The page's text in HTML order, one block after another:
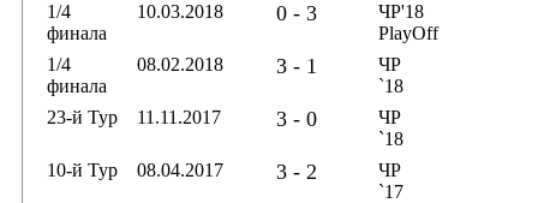
1/4
финала
10.03.2018 0 - 3
ЧР'18
PlayOff
1/4
финала
08.02.2018 3 - 1
ЧР
`18
23-й Тур
11.11.2017 3 - 0
ЧР
`18
10-й Тур
08.04.2017 3 - 2
ЧР
`17